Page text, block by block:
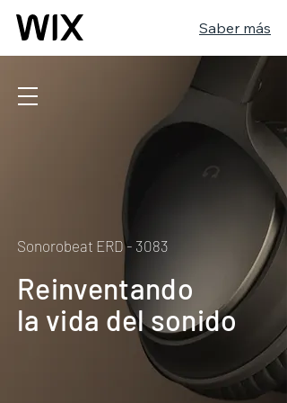
Saber más